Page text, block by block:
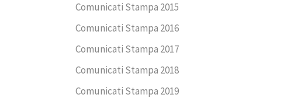
Comunicati Stampa 2015
Comunicati Stampa 2016
Comunicati Stampa 2017
Comunicati Stampa 2018
Comunicati Stampa 2019